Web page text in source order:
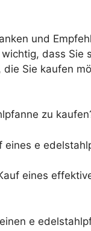
und
dass Sie
Sie kaufen
zu
e
eines
e